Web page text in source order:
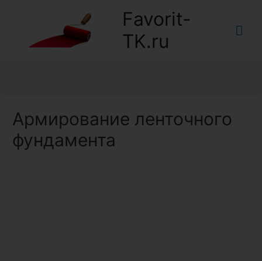
Favorit-
TK.ru
Армирование ленточного
фундамента